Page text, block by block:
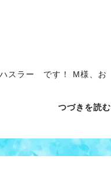
スラー です！ M様、お
つづきを読む